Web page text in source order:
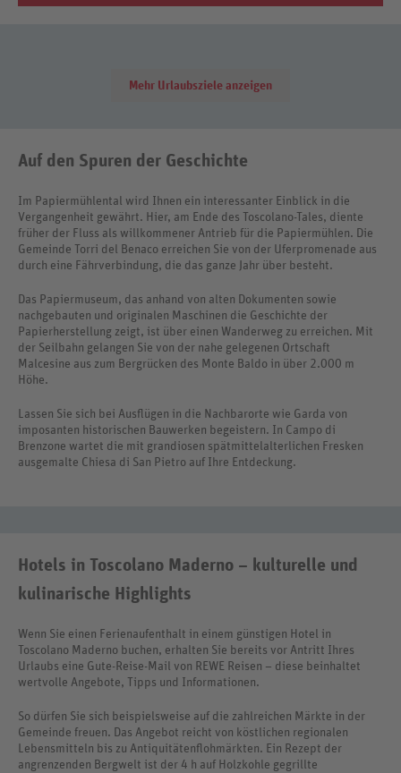
Mehr Urlaubsziele anzeigen
Auf den Spuren der Geschichte
Im Papiermühlental wird Ihnen ein interessanter Einblick in die
Vergangenheit gewährt. Hier, am Ende des Toscolano-Tales, diente
früher der Fluss als willkommener Antrieb für die Papiermühlen. Die
Gemeinde Torri del Benaco erreichen Sie von der Uferpromenade aus
durch eine Fährverbindung, die das ganze Jahr über besteht.
Das Papiermuseum, das anhand von alten Dokumenten sowie
nachgebauten und originalen Maschinen die Geschichte der
Papierherstellung zeigt, ist über einen Wanderweg zu erreichen. Mit
der Seilbahn gelangen Sie von der nahe gelegenen Ortschaft
Malcesine aus zum Bergrücken des Monte Baldo in über 2.000 m
Höhe.
Lassen Sie sich bei Ausflügen in die Nachbarorte wie Garda von
imposanten historischen Bauwerken begeistern. In Campo di
Brenzone wartet die mit grandiosen spätmittelalterlichen Fresken
ausgemalte Chiesa di San Pietro auf Ihre Entdeckung.
Hotels in Toscolano Maderno – kulturelle und
kulinarische Highlights
Wenn Sie einen Ferienaufenthalt in einem günstigen Hotel in
Toscolano Maderno buchen, erhalten Sie bereits vor Antritt Ihres
Urlaubs eine Gute-Reise-Mail von REWE Reisen – diese beinhaltet
wertvolle Angebote, Tipps und Informationen.
So dürfen Sie sich beispielsweise auf die zahlreichen Märkte in der
Gemeinde freuen. Das Angebot reicht von köstlichen regionalen
Lebensmitteln bis zu Antiquitätenflohmärkten. Ein Rezept der
angrenzenden Bergwelt ist der 4 h auf Holzkohle gegrillte